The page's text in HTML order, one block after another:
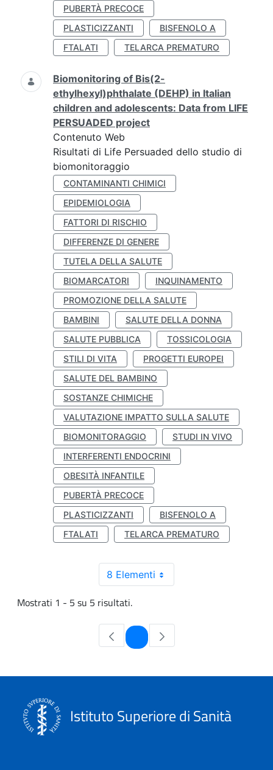
PUBERTÀ PRECOCE
PLASTICIZZANTI
BISFENOLO A
FTALATI
TELARCA PREMATURO
Biomonitoring of Bis(2-
ethylhexyl)phthalate (DEHP) in Italian
children and adolescents: Data from LIFE
PERSUADED project
Contenuto Web
Risultati di Life Persuaded dello studio di
biomonitoraggio
CONTAMINANTI CHIMICI
EPIDEMIOLOGIA
FATTORI DI RISCHIO
DIFFERENZE DI GENERE
TUTELA DELLA SALUTE
BIOMARCATORI
INQUINAMENTO
PROMOZIONE DELLA SALUTE
BAMBINI
SALUTE DELLA DONNA
SALUTE PUBBLICA
TOSSICOLOGIA
STILI DI VITA
PROGETTI EUROPEI
SALUTE DEL BAMBINO
SOSTANZE CHIMICHE
VALUTAZIONE IMPATTO SULLA SALUTE
BIOMONITORAGGIO
STUDI IN VIVO
INTERFERENTI ENDOCRINI
OBESITÀ INFANTILE
PUBERTÀ PRECOCE
PLASTICIZZANTI
BISFENOLO A
FTALATI
TELARCA PREMATURO
8 Elementi
Mostrati 1 - 5 su 5 risultati.
Pagina
Istituto Superiore di Sanità